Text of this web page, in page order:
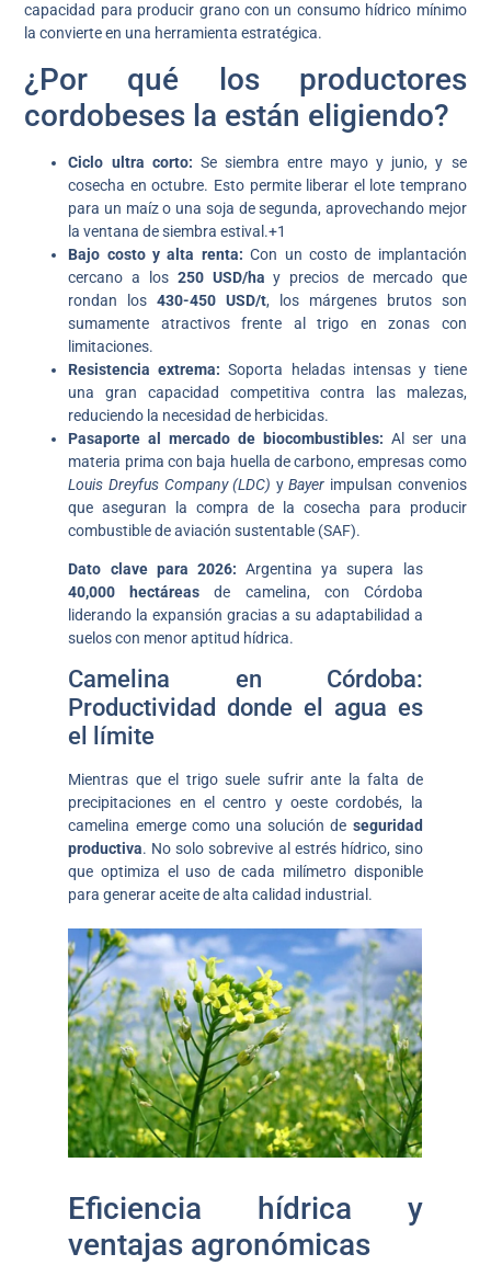
capacidad para producir grano con un consumo hídrico mínimo
la convierte en una herramienta estratégica.
¿Por qué los productores
cordobeses la están eligiendo?
Ciclo ultra corto: Se siembra entre mayo y junio, y se
cosecha en octubre. Esto permite liberar el lote temprano
para un maíz o una soja de segunda, aprovechando mejor
la ventana de siembra estival.+1
Bajo costo y alta renta: Con un costo de implantación
cercano a los 250 USD/ha y precios de mercado que
rondan los430-450 USD/t, los márgenes brutos son
sumamente atractivos frente al trigo en zonas con
limitaciones.
Resistencia extrema: Soporta heladas intensas y tiene
una gran capacidad competitiva contra las malezas,
reduciendo la necesidad de herbicidas.
Pasaporte al mercado de biocombustibles: Al ser una
materia prima con baja huella de carbono, empresas como
Louis Dreyfus Company (LDC) yBayer impulsan convenios
que aseguran la compra de la cosecha para producir
combustible de aviación sustentable (SAF).
Dato clave para 2026: Argentina ya supera las
40,000 hectáreas de camelina, con Córdoba
liderando la expansión gracias a su adaptabilidad a
suelos con menor aptitud hídrica.
Camelina en Córdoba:
Productividad donde el agua es
el límite
Mientras que el trigo suele sufrir ante la falta de
precipitaciones en el centro y oeste cordobés, la
camelina emerge como una solución de seguridad
productiva. No solo sobrevive al estrés hídrico, sino
que optimiza el uso de cada milímetro disponible
para generar aceite de alta calidad industrial.
Eficiencia hídrica y
ventajas agronómicas